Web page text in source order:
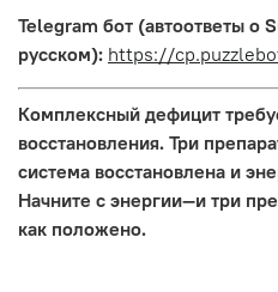
Telegram бот (автоответы о
русском): https://
Комплексный дефицит
восстановления. Три
система восстановлена и
Начните с энергии—и три
как положено.